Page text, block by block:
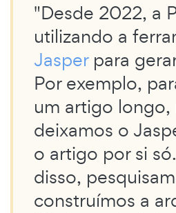
"Desde 2022, a
utilizando a
Jasperpara
Por exemplo,
um artigo longo,
deixamos o
o artigo por si
disso,
construímos a